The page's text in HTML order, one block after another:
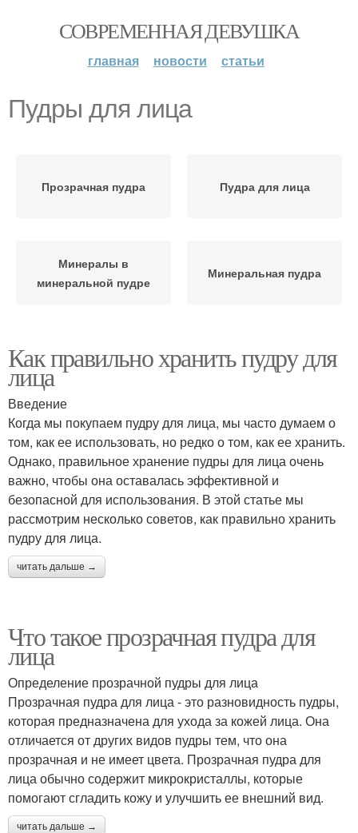
СОВРЕМЕННАЯ ДЕВУШКА
главная новости статьи
Пудры для лица
Прозрачная пудра Пудра для лица
Минералы в
минеральной пудре
Минеральная пудра
Как правильно хранить пудру для
лица
Введение
Когда мы покупаем пудру для лица, мы часто думаем о
том, как ее использовать, но редко о том, как ее хранить.
Однако, правильное хранение пудры для лица очень
важно, чтобы она оставалась эффективной и
безопасной для использования. В этой статье мы
рассмотрим несколько советов, как правильно хранить
пудру для лица.
читать дальше →
Что такое прозрачная пудра для
лица
Определение прозрачной пудры для лица
Прозрачная пудра для лица - это разновидность пудры,
которая предназначена для ухода за кожей лица. Она
отличается от других видов пудры тем, что она
прозрачная и не имеет цвета. Прозрачная пудра для
лица обычно содержит микрокристаллы, которые
помогают сгладить кожу и улучшить ее внешний вид.
читать дальше →